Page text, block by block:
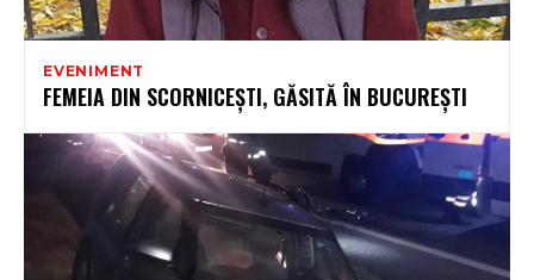
EVENIMENT
FEMEIA DIN SCORNICEŞTI, GĂSITĂ ÎN BUCUREȘTI